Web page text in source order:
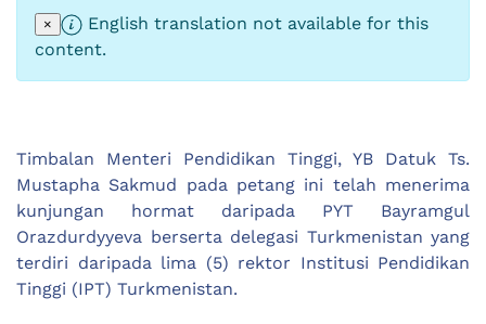
×
English translation not available for this
content.
Timbalan Menteri Pendidikan Tinggi, YB Datuk Ts.
Mustapha Sakmud pada petang ini telah menerima
kunjungan hormat daripada PYT Bayramgul
Orazdurdyyeva berserta delegasi Turkmenistan yang
terdiri daripada lima (5) rektor Institusi Pendidikan
Tinggi (IPT) Turkmenistan.